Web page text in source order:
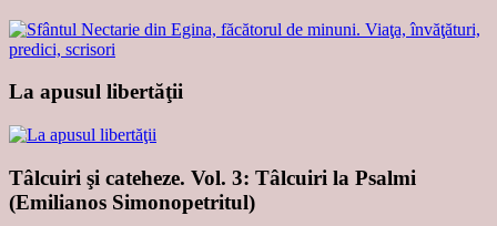
La apusul libertăţii
Tâlcuiri şi cateheze. Vol. 3: Tâlcuiri la Psalmi
(Emilianos Simonopetritul)